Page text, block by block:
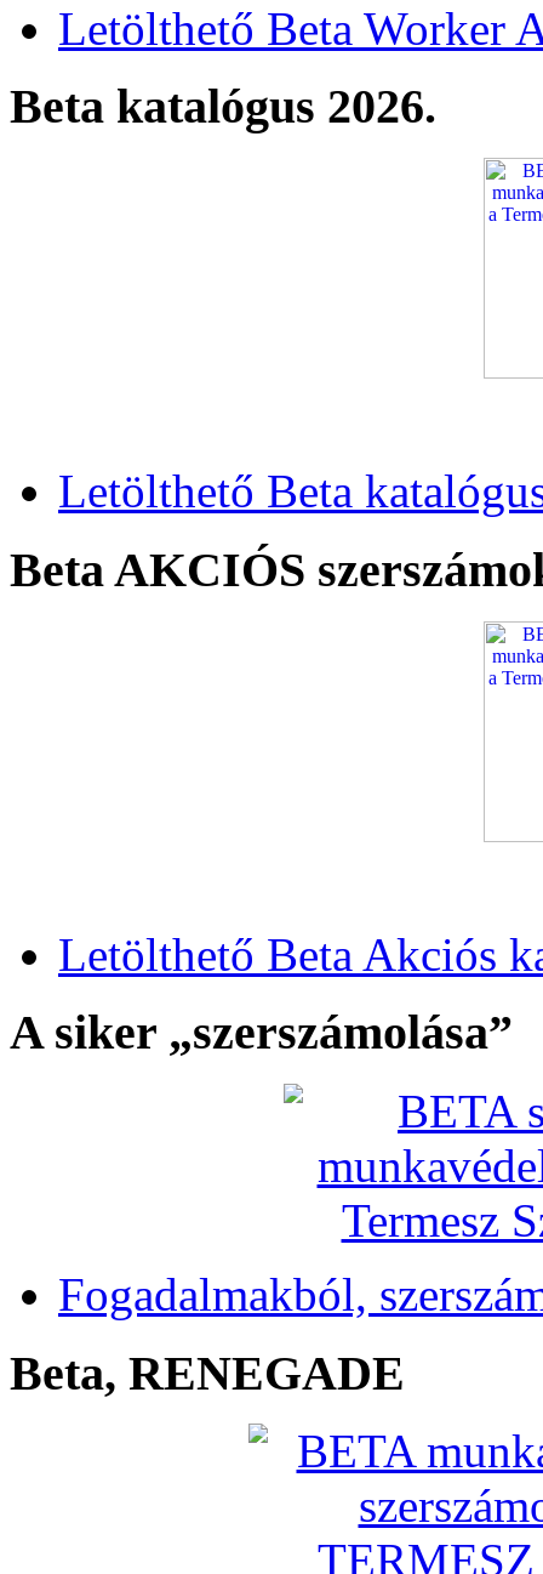
Letölthető Beta Worker
Beta katalógus 2026.
Letölthető Beta
Beta AKCIÓS
Letölthető Beta Akciós
A siker „szerszámolása”
Fogadalmakból,
Beta, RENEGADE